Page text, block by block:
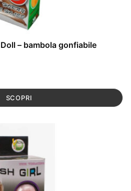
– bambola gonfiabile
SCOPRI